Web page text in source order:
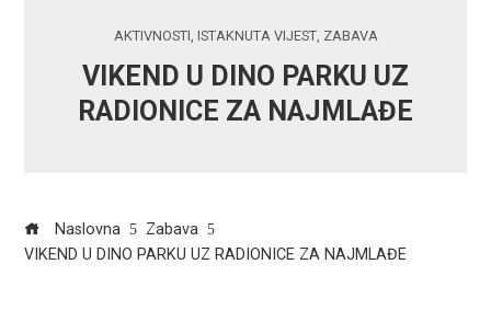
AKTIVNOSTI ISTAKNUTA VIJEST, ZABAVA
VIKEND U DINO PARKU UZ
RADIONICE ZA NAJMLAĐE
Naslovna
Zabava
VIKEND U DINO PARKU UZ RADIONICE ZA NAJMLAĐE